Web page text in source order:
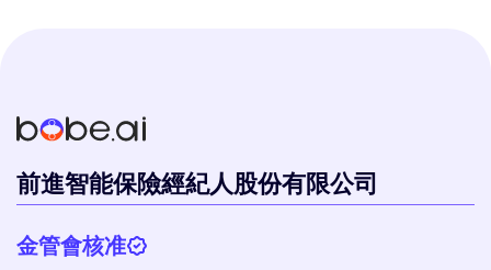
前進智能保險經紀人股份有限公司
金管會核准